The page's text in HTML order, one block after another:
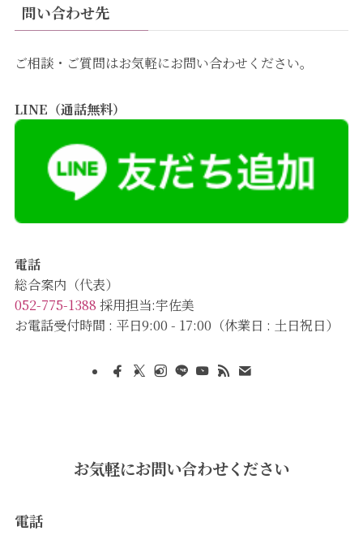
問い合わせ先
ご相談・ご質問はお気軽にお問い合わせください。
LINE（通話無料）
電話
総合案内（代表）
052-775-1388 採用担当:宇佐美
お電話受付時間 : 平日9:00 - 17:00（休業日 : 土日祝日）
お気軽にお問い合わせください
電話